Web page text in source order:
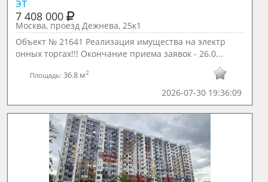
7 408 000
Москва, проезд Дежнева, 25к1
Объект № 21641 Реализация имущества на электр
онных торгах!!! Окончание приема заявок - 26.0...
Площадь:36.8 м2
2026-07-30 19:36:09